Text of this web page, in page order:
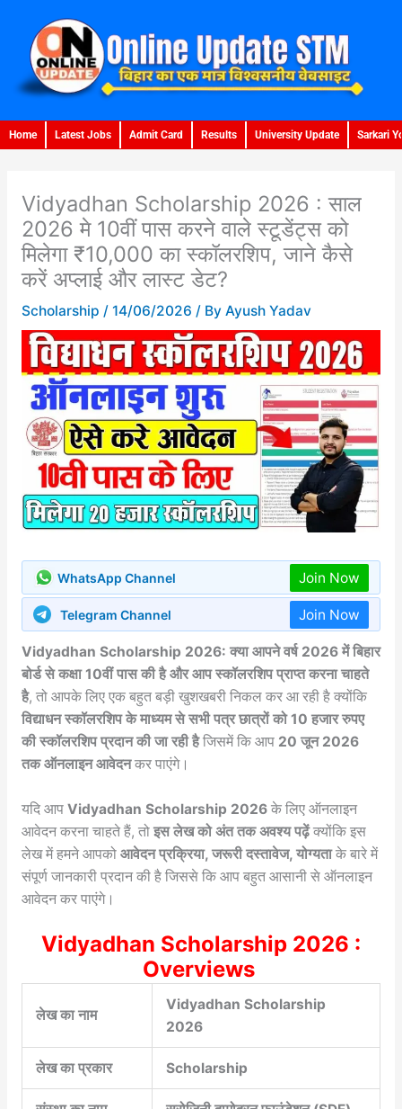
content
Home Latest Jobs Admit Card Results University Update Sarkari
Vidyadhan Scholarship 2026 : साल
2026 मे 10वीं पास करने वाले स्टूडेंट्स को
मिलेगा ₹10,000 का स्कॉलरशिप, जाने कैसे
करें अप्लाई और लास्ट डेट?
Scholarship / 14/06/2026 / By Ayush Yadav
WhatsApp Channel Join Now
Telegram Channel Join Now
Vidyadhan Scholarship 2026: क्या आपने वर्ष 2026 में बिहार
बोर्ड से कक्षा 10वीं पास की है और आप स्कॉलरशिप प्राप्त करना चाहते
है, तो आपके लिए एक बहुत बड़ी खुशखबरी निकल कर आ रही है क्योंकि
विद्याधन स्कॉलरशिप के माध्यम से सभी पत्र छात्रों को 10 हजार रुपए
की स्कॉलरशिप प्रदान की जा रही हैजिसमें कि आप 20 जून 2026
तक ऑनलाइन आवेदनकर पाएंगे।
यदि आप Vidyadhan Scholarship 2026के लिए ऑनलाइन
आवेदन करना चाहते हैं, तो इस लेख को अंत तक अवश्य पढ़ेंक्योंकि इस
लेख में हमने आपको आवेदन प्रक्रिया, जरूरी दस्तावेज, योग्यताके बारे में
संपूर्ण जानकारी प्रदान की है जिससे कि आप बहुत आसानी से ऑनलाइन
आवेदन कर पाएंगे।
Vidyadhan Scholarship 2026 :
Overviews
लेख का नाम
Vidyadhan Scholarship
2026
लेख का प्रकार Scholarship